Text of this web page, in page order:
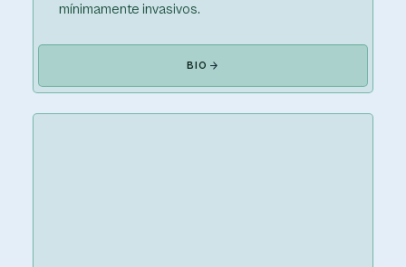
mínimamente invasivos.
BIO